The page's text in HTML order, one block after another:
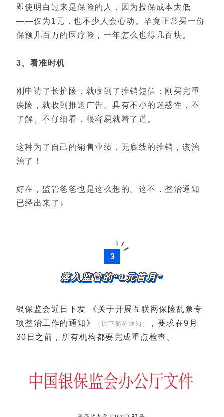
即使明白过来是保险的人，因为投保成本太低
——仅为1元，也不少人会心动。毕竟正常买一份
保额几百万的医疗险，一年怎么也得几百块。
3、看准时机
刚申请了长护险，就收到了推销短信；刚买完重
疾险，就收到推送广告。具有不小的迷惑性，不
了解、不仔细看，很容易就着了道。
这种为了自己的销售业绩，无底线的推销，该治
治了！
好在，监管爸爸也是这么想的。这不，整治通知
已经出来了↓
3
落入监管的“1元首月”
银保监会近日下发 《关于开展互联网保险乱象专
项整治工作的通知》
（以下简称通知）
，要求在9月
30日之前，所有机构都要完成重点检查。